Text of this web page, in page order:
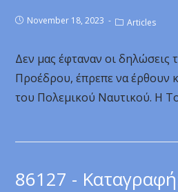
November 18, 2023 Articles
Δεν μας έφταναν οι δηλώσεις
Προέδρου, έπρεπε να έρθουν
του Πολεμικού Ναυτικού. Η
86127 -